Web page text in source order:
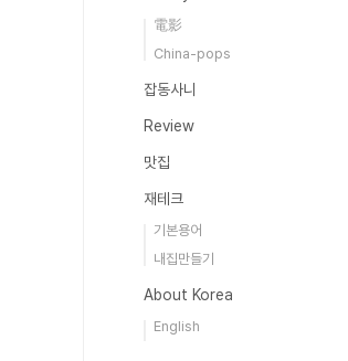
電影
China-pops
잡동사니
Review
맛집
재테크
기본용어
내집만들기
About Korea
English